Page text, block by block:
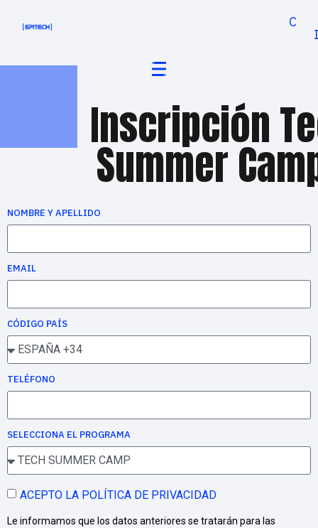
Inscripción
Summer
NOMBRE Y APELLIDO
EMAIL
CÓDIGO PAÍS
TELÉFONO
SELECCIONA EL PROGRAMA
ACEPTO LA POLÍTICA DE PRIVACIDAD
Le informamos que los datos anteriores se tratarán para las